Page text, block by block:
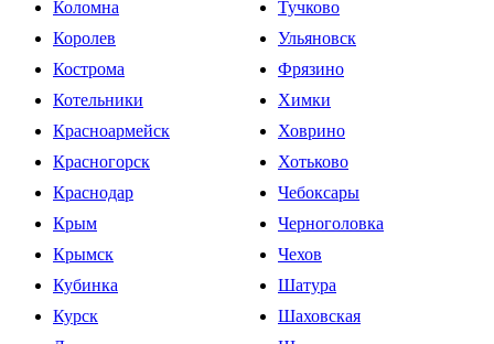
Коломна
Королев
Кострома
Котельники
Красноармейск
Красногорск
Краснодар
Крым
Крымск
Кубинка
Курск
Тучково
Ульяновск
Фрязино
Химки
Ховрино
Хотьково
Чебоксары
Черноголовка
Чехов
Шатура
Шаховская